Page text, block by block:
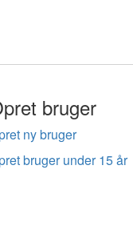
bruger
ny bruger
bruger under 15 år